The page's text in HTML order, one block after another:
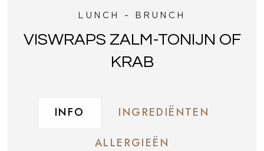
LUNCH - BRUNCH
VISWRAPS ZALM-TONIJN OF
KRAB
INFO
INGREDIËNTEN
ALLERGIEËN